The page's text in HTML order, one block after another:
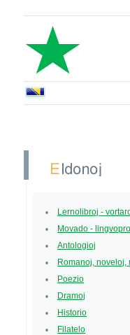
Lernolibroj -
Movado -
Antologioj
Romanoj, noveloj,
Poezio
Dramoj
Historio
Filatelo